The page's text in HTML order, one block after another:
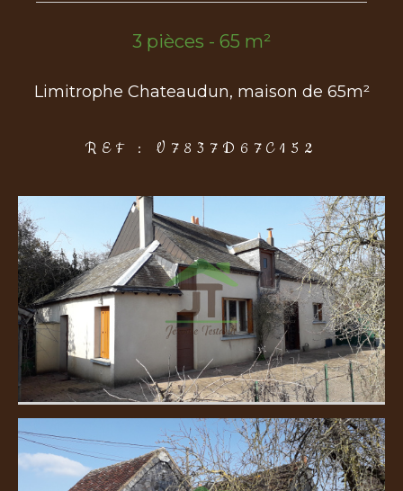
3 pièces - 65 m²
Limitrophe Chateaudun, maison de 65m²
REF : V7837D67C152